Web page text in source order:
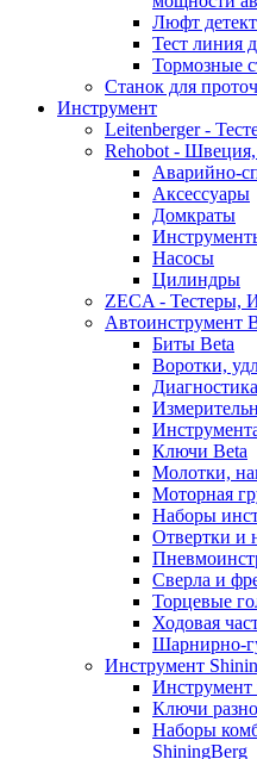
Люфт
Тест линия
Тормозные
Станок для
Инструмент
Leitenberger -
Rehobot -
Аварийно-
Аксессуары
Домкраты
Насосы
Цилиндры
ZECA - Тестеры,
Автоинструмент
Биты Beta
Воротки,
Ключи Beta
Молотки,
Моторная
Наборы
Отвертки и
Сверла и
Торцевые
Ходовая
Шарнирно-
Инструмент
Инструмент
Ключи
Наборы
ShiningBerg